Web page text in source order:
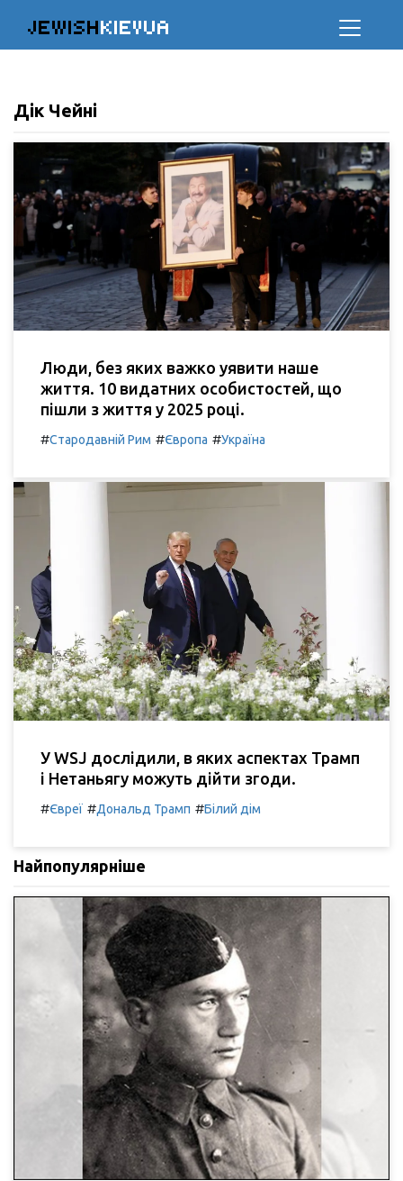
JEWISHKIEVUA
Дік Чейні
Люди, без яких важко уявити наше
життя. 10 видатних особистостей, що
пішли з життя у 2025 році.
#Стародавній Рим #Європа #Україна
У WSJ дослідили, в яких аспектах Трамп
і Нетаньягу можуть дійти згоди.
#Євреї #Дональд Трамп #Білий дім
Найпопулярніше